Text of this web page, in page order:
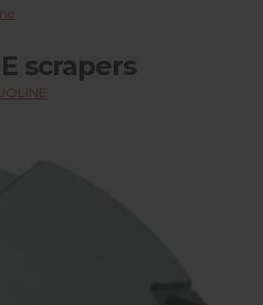
scrapers